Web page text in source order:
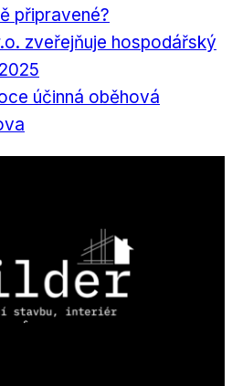
připravené?
zveřejňuje hospodářský
účinná oběhová